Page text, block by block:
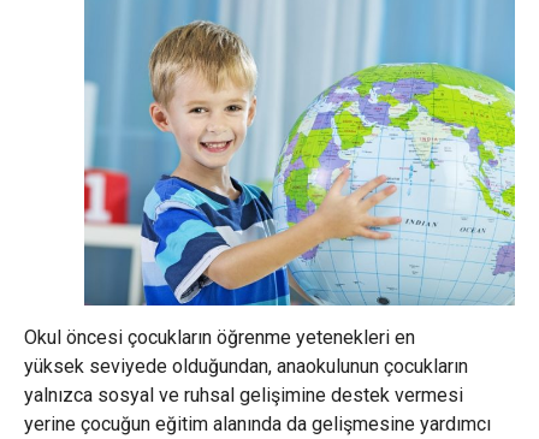
Okul öncesi çocukların öğrenme yetenekleri en
yüksek seviyede olduğundan, anaokulunun çocukların
yalnızca sosyal ve ruhsal gelişimine destek vermesi
yerine çocuğun eğitim alanında da gelişmesine yardımcı